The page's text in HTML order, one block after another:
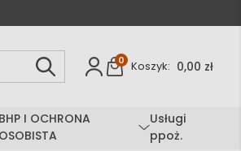
Koszyk: 0,00 zł
0
BHP I OCHRONA
OSOBISTA
Usługi
ppoż.